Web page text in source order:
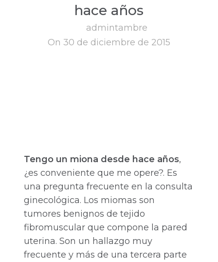
hace años
admintambre
On 30 de diciembre de 2015
Tengo un miona desde hace años,
¿es conveniente que me opere?. Es
una pregunta frecuente en la consulta
ginecológica. Los miomas son
tumores benignos de tejido
fibromuscular que compone la pared
uterina. Son un hallazgo muy
frecuente y más de una tercera parte